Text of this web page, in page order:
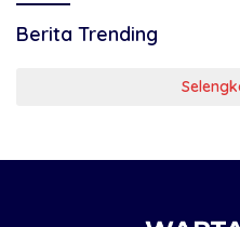
Berita Trending